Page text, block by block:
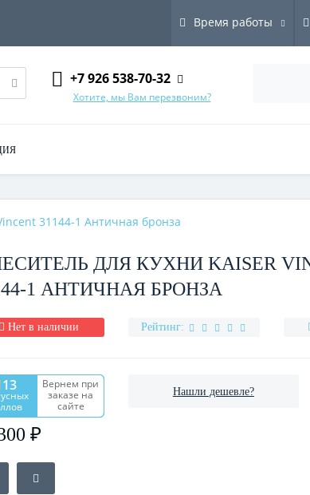
Время работы
+7 926 538-70-32
Хотите, мы Вам перезвоним?
31144-1 Античная бронза
ДЛЯ КУХНИ KAISER
1 АНТИЧНАЯ БРОНЗА
Нет в наличии Рейтинг:
Вернем при
заказе на
сайте
₽
Нашли дешевле?